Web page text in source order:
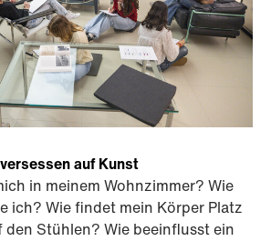
auf Kunst
in meinem Wohnzimmer? Wie
ich? Wie findet mein Körper Platz
Stühlen? Wie beeinflusst ein